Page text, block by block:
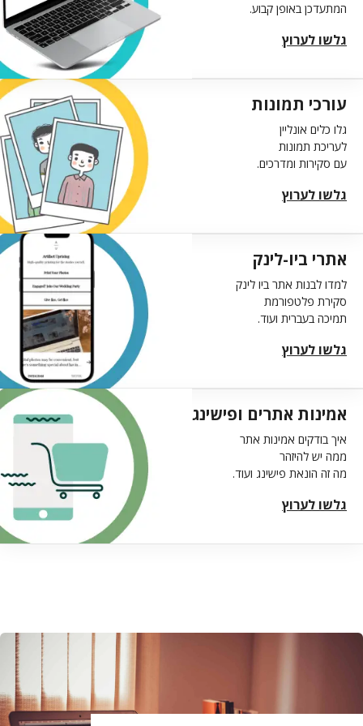
המתעדכן באופן קבוע.
גלשו לערוץ
עורכי תמונות
גלו כלים אונליין
לעריכת תמונות
עם סקירות ומדרכים.
גלשו לערוץ
אתרי ביו-לינק
למדו לבנות אתר ביו לינק
סקירת פלטפורמת
תמיכה בעברית ועוד.
גלשו לערוץ
אמינות אתרים ופישינג
איך בודקים אמינות אתר
ממה יש להיזהר
מה זה הונאת פישינג ועוד.
גלשו לערוץ